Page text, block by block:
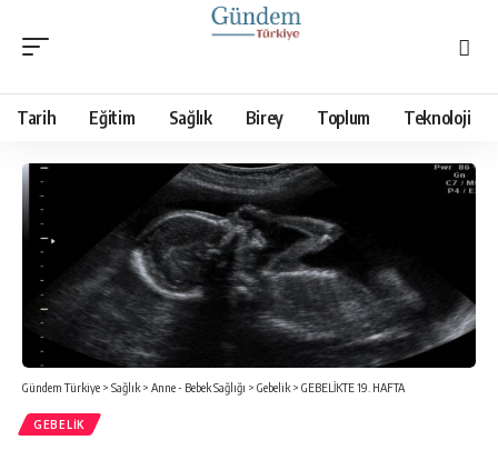
Tarih Eğitim Sağlık Birey Toplum Teknoloji
Gündem Türkiye > Sağlık > Anne - Bebek Sağlığı > Gebelik > GEBELİKTE 19. HAFTA
GEBELIK